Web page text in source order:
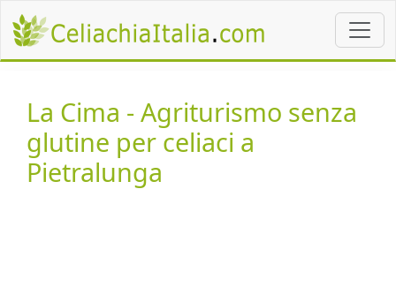
La Cima - Agriturismo senza
glutine per celiaci a
Pietralunga